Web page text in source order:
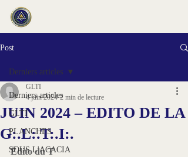
Post
Derniers articles
GLTI
PLANCHES
SOUS L'ACACIA
Derniers articles
JUIN 2024 – EDITO DE LA
G:.L:.T:.I:.
GLTI
4 juin 2024 2 min de lecture
Édito du T